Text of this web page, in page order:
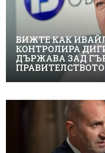
ВИЖТЕ КАК
КОНТРОЛИРА
ДЪРЖАВА ЗАД